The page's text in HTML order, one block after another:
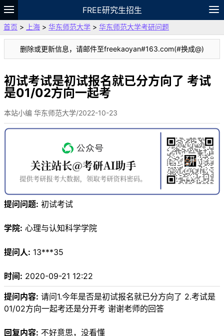
FREE研究生招生
题库
故事 专题 APP 笔记
论坛
VIP
资料
首页 > 上海 > 华东师范大学 > 华东师范大学考研问题
删除或更新信息，请邮件至freekaoyan#163.com(#换成@)
初试考试是初试报名就已分方向了 考试
是01/02方向一起考
本站小编 华东师范大学/2022-10-23
提问问题: 初试考试
学院: 心理与认知科学学院
提问人: 13***35
时间: 2020-09-21 12:22
提问内容: 请问1.今年是否是初试报名就已分方向了 2.考试是
01/02方向一起考还是分开考 谢谢老师的回答
回复内容: 不好意思，没看懂